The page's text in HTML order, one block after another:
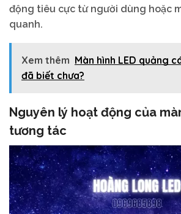
động tiêu cực từ người dùng hoặc
quanh.
Xem thêm Màn hình LED quảng
đã biết chưa?
Nguyên lý hoạt động của
tương tác